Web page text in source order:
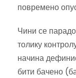
повремено
Чини се
толику
начина
бити бачено